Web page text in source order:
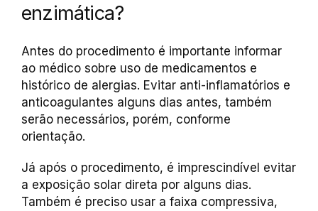
enzimática?
Antes do procedimento é importante informar
ao médico sobre uso de medicamentos e
histórico de alergias. Evitar anti-inflamatórios e
anticoagulantes alguns dias antes, também
serão necessários, porém, conforme
orientação.
Já após o procedimento, é imprescindível evitar
a exposição solar direta por alguns dias.
Também é preciso usar a faixa compressiva,